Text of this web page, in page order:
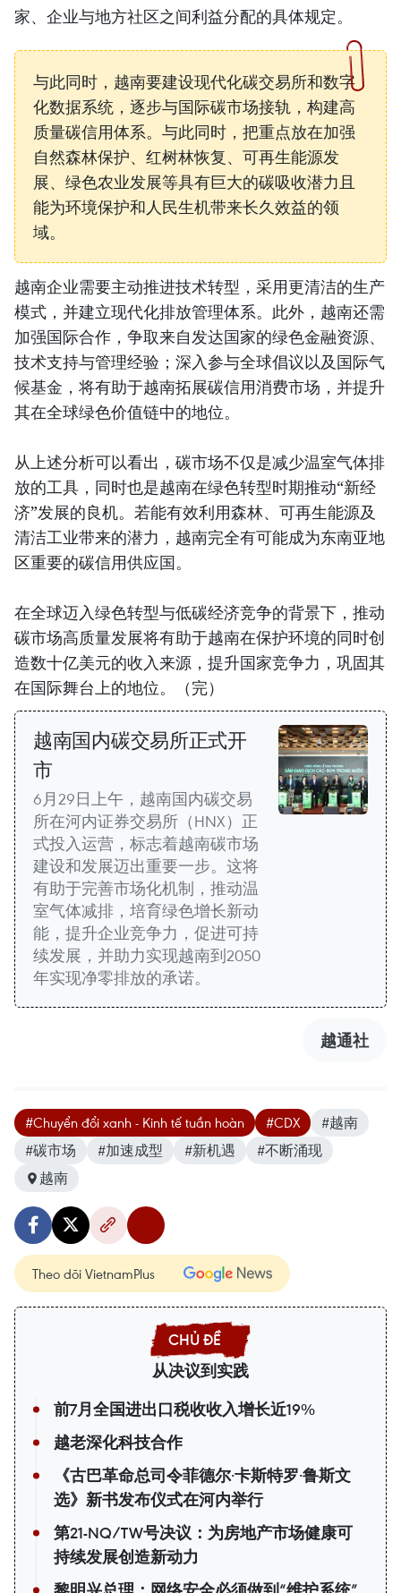
家、企业与地方社区之间利益分配的具体规定。
与此同时，越南要建设现代化碳交易所和数字
化数据系统，逐步与国际碳市场接轨，构建高
质量碳信用体系。与此同时，把重点放在加强
自然森林保护、红树林恢复、可再生能源发
展、绿色农业发展等具有巨大的碳吸收潜力且
能为环境保护和人民生机带来长久效益的领
域。
越南企业需要主动推进技术转型，采用更清洁的生产
模式，并建立现代化排放管理体系。此外，越南还需
加强国际合作，争取来自发达国家的绿色金融资源、
技术支持与管理经验；深入参与全球倡议以及国际气
候基金，将有助于越南拓展碳信用消费市场，并提升
其在全球绿色价值链中的地位。
从上述分析可以看出，碳市场不仅是减少温室气体排
放的工具，同时也是越南在绿色转型时期推动“新经
济”发展的良机。若能有效利用森林、可再生能源及
清洁工业带来的潜力，越南完全有可能成为东南亚地
区重要的碳信用供应国。
在全球迈入绿色转型与低碳经济竞争的背景下，推动
碳市场高质量发展将有助于越南在保护环境的同时创
造数十亿美元的收入来源，提升国家竞争力，巩固其
在国际舞台上的地位。（完）
越南国内碳交易所正式开
市
6月29日上午，越南国内碳交易
所在河内证券交易所（HNX）正
式投入运营，标志着越南碳市场
建设和发展迈出重要一步。这将
有助于完善市场化机制，推动温
室气体减排，培育绿色增长新动
能，提升企业竞争力，促进可持
续发展，并助力实现越南到2050
年实现净零排放的承诺。
越通社
#Chuyển đổi xanh - Kinh tế tuần hoàn #CDX
#越南
#碳市场
#加速成型 #新机遇
#不断涌现
越南
Theo dõi VietnamPlus
从决议到实践
前7月全国进出口税收收入增长近19%
越老深化科技合作
《古巴革命总司令菲德尔·卡斯特罗·鲁斯文
选》新书发布仪式在河内举行
第21-NQ/TW号决议：为房地产市场健康可
持续发展创造新动力